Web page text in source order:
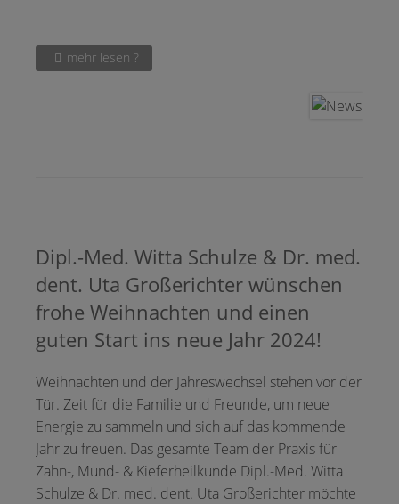
mehr lesen ?
Dipl.-Med. Witta Schulze & Dr. med.
dent. Uta Großerichter wünschen
frohe Weihnachten und einen
guten Start ins neue Jahr 2024!
Weihnachten und der Jahreswechsel stehen vor der
Tür. Zeit für die Familie und Freunde, um neue
Energie zu sammeln und sich auf das kommende
Jahr zu freuen. Das gesamte Team der Praxis für
Zahn-, Mund- & Kieferheilkunde Dipl.-Med. Witta
Schulze & Dr. med. dent. Uta Großerichter möchte